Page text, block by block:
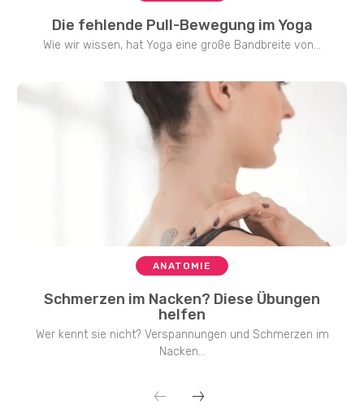
Die fehlende Pull-Bewegung im Yoga
Wie wir wissen, hat Yoga eine große Bandbreite von...
ANATOMIE
Schmerzen im Nacken? Diese Übungen
helfen
Wer kennt sie nicht? Verspannungen und Schmerzen im
Nacken...